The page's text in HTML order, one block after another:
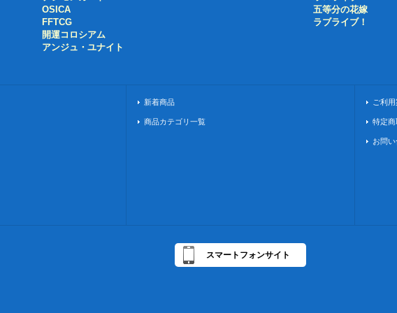
OSICA
FFTCG
開運コロシアム
アンジュ・ユナイト
五等分の花嫁
ラブライブ！
新着商品
商品カテゴリ一覧
ご利
特定
お問
スマートフォンサイト